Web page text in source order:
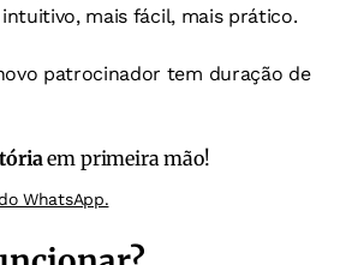
mais fácil, mais prático.
patrocinador tem duração de
em primeira mão!
WhatsApp.